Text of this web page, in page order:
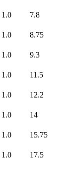
1.0
7.8
1.0
8.75
1.0
9.3
1.0
11.5
1.0
12.2
1.0
14
1.0
15.75
1.0 17.5